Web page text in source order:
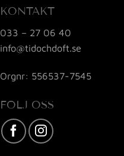
KONTAKT
033 – 27 06 40
info@tidochdoft.se
Orgnr: 556537-7545
FÖLJ OSS